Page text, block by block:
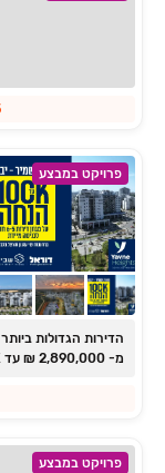
5
פרויקט במבצע
מ- ‏2,890,000 ‏₪ עד 100K הנחה על מגוון דירות 5-6 חד' לכניסה מיידית!
פרויקט במבצע